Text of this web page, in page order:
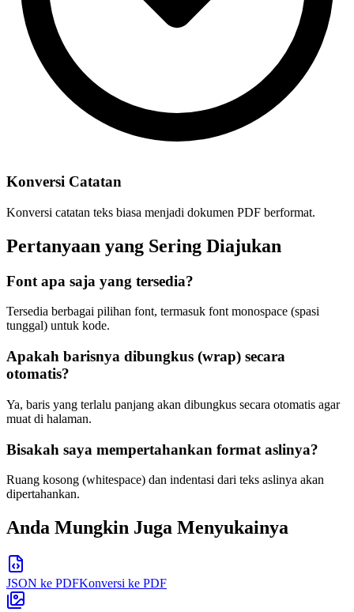
Konversi Catatan
Konversi catatan teks biasa menjadi dokumen PDF berformat.
Pertanyaan yang Sering Diajukan
Font apa saja yang tersedia?
Tersedia berbagai pilihan font, termasuk font monospace (spasi
tunggal) untuk kode.
Apakah barisnya dibungkus (wrap) secara
otomatis?
Ya, baris yang terlalu panjang akan dibungkus secara otomatis agar
muat di halaman.
Bisakah saya mempertahankan format aslinya?
Ruang kosong (whitespace) dan indentasi dari teks aslinya akan
dipertahankan.
Anda Mungkin Juga Menyukainya
JSON ke PDFKonversi ke PDF